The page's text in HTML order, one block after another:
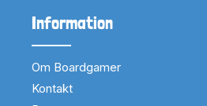
Information
Om Boardgamer
Kontakt